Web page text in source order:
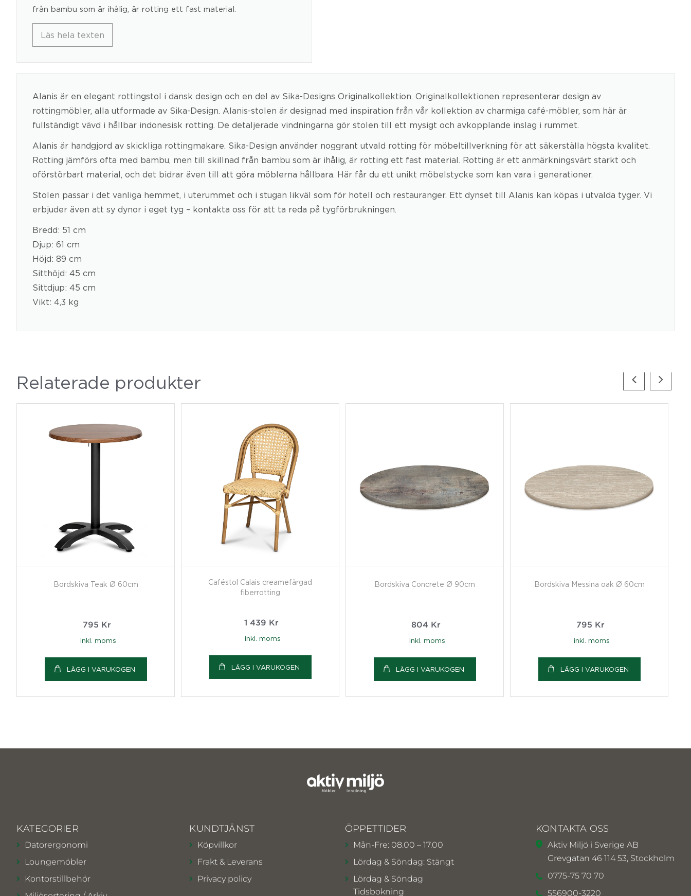
från bambu som är ihålig, är rotting ett fast material.
Läs hela texten
Alanis är en elegant rottingstol i dansk design och en del av Sika-Designs Originalkollektion. Originalkollektionen representerar design av
rottingmöbler, alla utformade av Sika-Design. Alanis-stolen är designad med inspiration från vår kollektion av charmiga café-möbler, som här är
fullständigt vävd i hållbar indonesisk rotting. De detaljerade vindningarna gör stolen till ett mysigt och avkopplande inslag i rummet.
Alanis är handgjord av skickliga rottingmakare. Sika-Design använder noggrant utvald rotting för möbeltillverkning för att säkerställa högsta kvalitet.
Rotting jämförs ofta med bambu, men till skillnad från bambu som är ihålig, är rotting ett fast material. Rotting är ett anmärkningsvärt starkt och
oförstörbart material, och det bidrar även till att göra möblerna hållbara. Här får du ett unikt möbelstycke som kan vara i generationer.
Stolen passar i det vanliga hemmet, i uterummet och i stugan likväl som för hotell och restauranger. Ett dynset till Alanis kan köpas i utvalda tyger. Vi
erbjuder även att sy dynor i eget tyg – kontakta oss för att ta reda på tygförbrukningen.
Bredd: 51 cm
Djup: 61 cm
Höjd: 89 cm
Sitthöjd: 45 cm
Sittdjup: 45 cm
Vikt: 4,3 kg
Relaterade produkter
Bordskiva Teak Ø 60cm
795 Kr
inkl. moms
LÄGG I VARUKOGEN
Caféstol Calais creamefärgad
fiberrotting
1 439 Kr
inkl. moms
LÄGG I VARUKOGEN
Bordskiva Concrete Ø 90cm
804 Kr
inkl. moms
LÄGG I VARUKOGEN
Bordskiva Messina oak Ø 60cm
795 Kr
inkl. moms
LÄGG I VARUKOGEN
KATEGORIER
Datorergonomi
Loungemöbler
Kontorstillbehör
KUNDTJÄNST
Köpvillkor
Frakt & Leverans
Privacy policy
ÖPPETTIDER
Mån-Fre: 08.00 – 17.00
Lördag & Söndag: Stängt
Lördag & Söndag
Tidsbokning
KONTAKTA OSS
Aktiv Miljö i Sverige AB
Grevgatan 46 114 53, Stockholm
0775-75 70 70
556900-3220